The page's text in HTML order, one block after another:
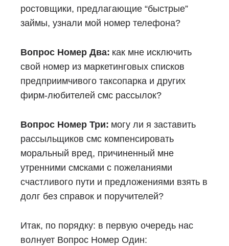
ростовщики, предлагающие “быстрые”
займы, узнали мой номер телефона?
Вопрос Номер Два: как мне исключить
свой номер из маркетинговых списков
предприимчивого таксопарка и других
фирм-любителей смс рассылок?
Вопрос Номер Три: могу ли я заставить
рассыльщиков смс компенсировать
моральный вред, причиненный мне
утренними смсками с пожеланиями
счастливого пути и предложениями взять в
долг без справок и поручителей?
Итак, по порядку: в первую очередь нас
волнует Вопрос Номер Один: